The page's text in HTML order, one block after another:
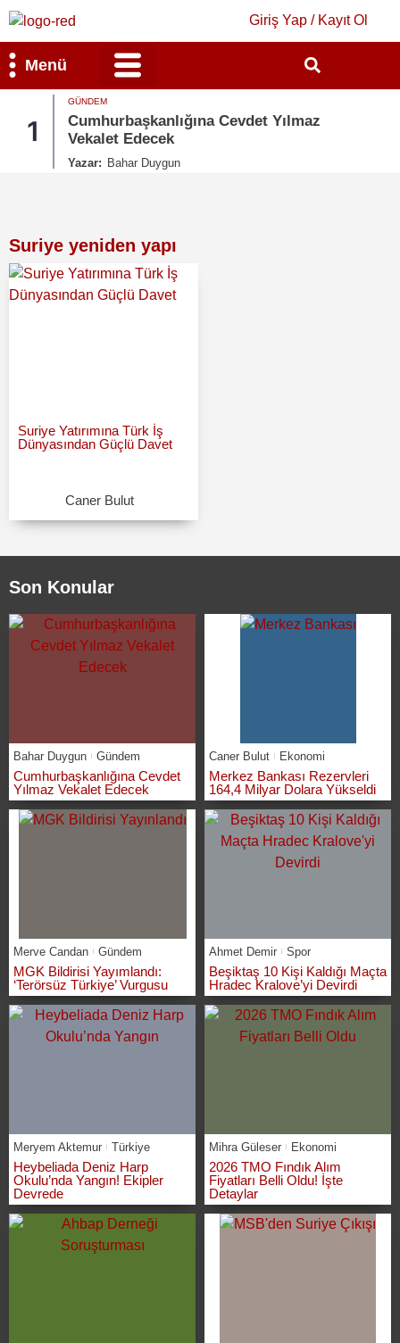
Giriş Yap / Kayıt Ol
Menü
1
GÜNDEM
Cumhurbaşkanlığına Cevdet Yılmaz
Vekalet Edecek
Yazar: Bahar Duygun
Suriye yeniden yapı
Suriye Yatırımına Türk İş
Dünyasından Güçlü Davet
Caner Bulut
Son Konular
Bahar Duygun Gündem
Cumhurbaşkanlığına Cevdet
Yılmaz Vekalet Edecek
Caner Bulut Ekonomi
Merkez Bankası Rezervleri
164,4 Milyar Dolara Yükseldi
Merve Candan Gündem
MGK Bildirisi Yayımlandı:
‘Terörsüz Türkiye’ Vurgusu
Ahmet Demir Spor
Beşiktaş 10 Kişi Kaldığı Maçta
Hradec Kralove’yi Devirdi
Meryem Aktemur Türkiye
Heybeliada Deniz Harp
Okulu’nda Yangın! Ekipler
Devrede
Mihra Güleser Ekonomi
2026 TMO Fındık Alım
Fiyatları Belli Oldu! İşte
Detaylar